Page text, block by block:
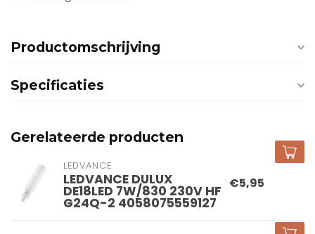
Productomschrijving
Specificaties
Gerelateerde producten
LEDVANCE
LEDVANCE DULUX
DE18LED 7W/830 230V HF
G24Q-2 4058075559127
€5,95